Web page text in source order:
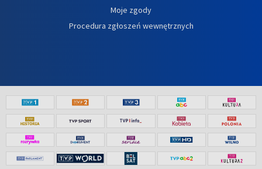
Moje zgody
Procedura zgłoszeń wewnętrznych